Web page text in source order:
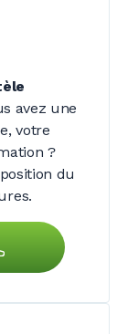
avez une
votre
?
du